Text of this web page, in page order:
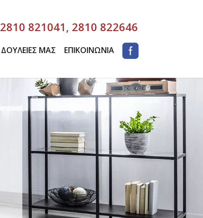
2810 821041, 2810 822646
ΔΟΥΛΕΙΕΣ ΜΑΣ ΕΠΙΚΟΙΝΩΝΙΑ